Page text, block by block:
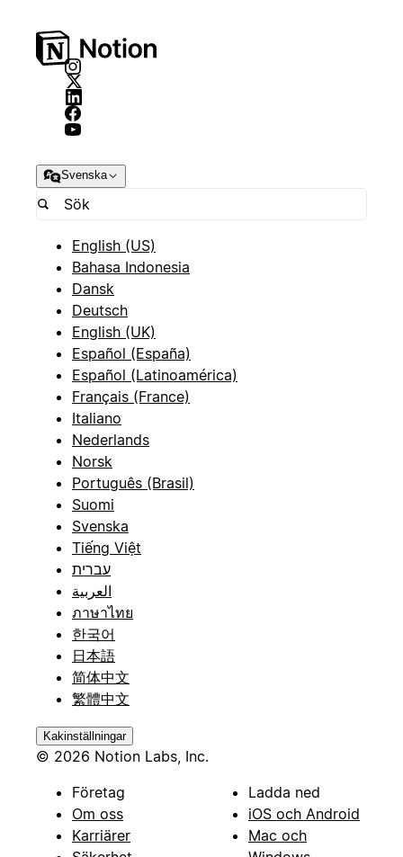
Svenska
English (US)
Bahasa Indonesia
Dansk
Deutsch
English (UK)
Español (España)
Español (Latinoamérica)
Français (France)
Italiano
Nederlands
Norsk
Português (Brasil)
Suomi
Svenska
Tiếng Việt
עברית
العربية
ภาษาไทย
한국어
日本語
简体中文
繁體中文
Kakinställningar
© 2026 Notion Labs, Inc.
Företag
Om oss
Karriärer
Ladda ned
iOS och Android
Mac och